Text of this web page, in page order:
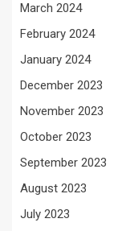
March 2024
February 2024
January 2024
December 2023
November 2023
October 2023
September 2023
August 2023
July 2023